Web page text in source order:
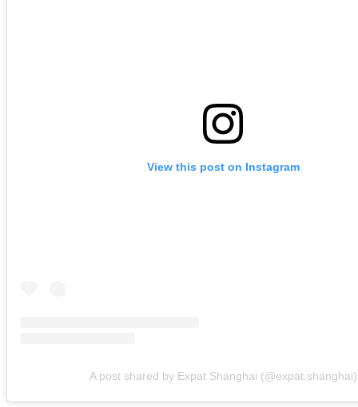
View this post on Instagram
A post shared by Expat Shanghai (@expat.shanghai)